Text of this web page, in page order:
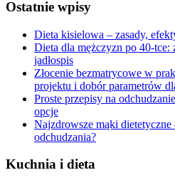
Ostatnie wpisy
Dieta kisielowa – zasady,
Dieta dla mężczyzn po 40-
jadłospis
Złocenie bezmatrycowe w
projektu i dobór parametrów
Proste przepisy na
opcje
Najzdrowsze mąki
odchudzania?
Kuchnia i dieta